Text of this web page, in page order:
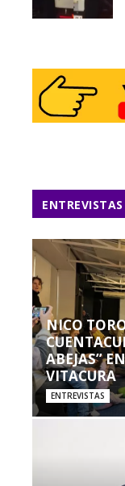
ENTREVISTAS
NICO
ABEJAS”
VITACURA
ENTREVISTAS